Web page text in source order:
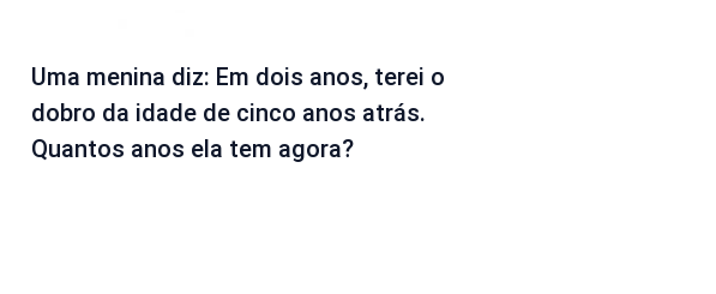
Uma menina diz: Em dois anos, terei o
dobro da idade de cinco anos atrás.
Quantos anos ela tem agora?